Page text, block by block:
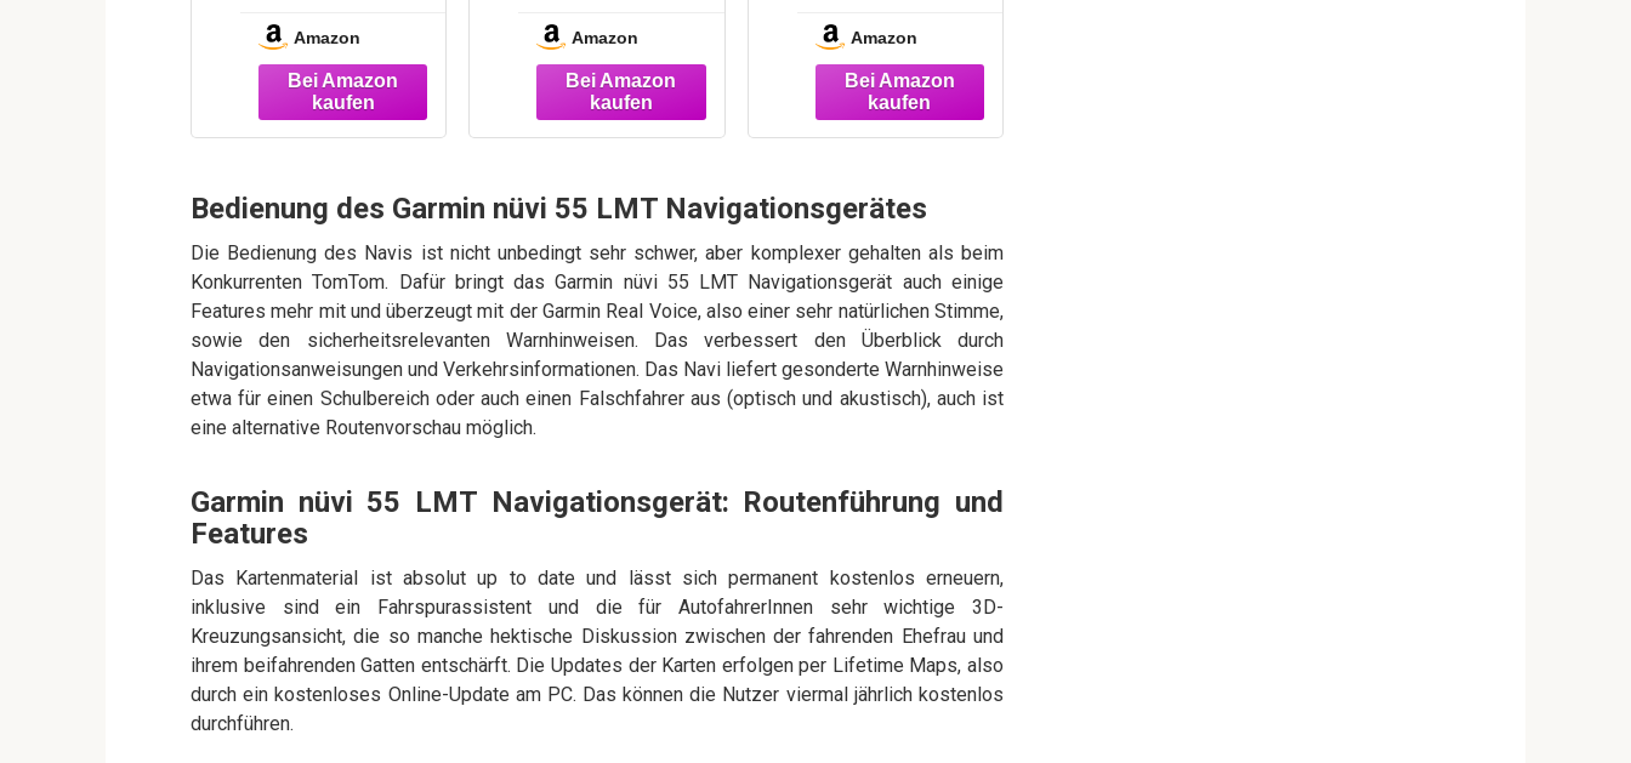
2699 LMT-D EU,
USB-Kabel als
Ladekabel oder
zur
Amazon
2597 LMT, nüvi
2599 LMT-D,
nüvi 265T, nüvi
265WT, nüvi
300, nüvi 310,
ät Mini-USB
Ladekabel
Kabel
Netzladegerät
OTB mit
mungoo
Displayputztuch
Amazon
2557 2497 2457
2699 LM LMT
Amazon
Bedienung des Garmin nüvi 55 LMT Navigationsgerätes
Die Bedienung des Navis ist nicht unbedingt sehr schwer, aber komplexer gehalten als beim
Konkurrenten TomTom. Dafür bringt das Garmin nüvi 55 LMT Navigationsgerät auch einige
Features mehr mit und überzeugt mit der Garmin Real Voice, also einer sehr natürlichen Stimme,
sowie den sicherheitsrelevanten Warnhinweisen. Das verbessert den Überblick durch
Navigationsanweisungen und Verkehrsinformationen. Das Navi liefert gesonderte Warnhinweise
etwa für einen Schulbereich oder auch einen Falschfahrer aus (optisch und akustisch), auch ist
eine alternative Routenvorschau möglich.
Garmin nüvi 55 LMT Navigationsgerät: Routenführung und
Features
Das Kartenmaterial ist absolut up to date und lässt sich permanent kostenlos erneuern,
inklusive sind ein Fahrspurassistent und die für AutofahrerInnen sehr wichtige 3D-
Kreuzungsansicht, die so manche hektische Diskussion zwischen der fahrenden Ehefrau und
ihrem beifahrenden Gatten entschärft. Die Updates der Karten erfolgen per Lifetime Maps, also
durch ein kostenloses Online-Update am PC. Das können die Nutzer viermal jährlich kostenlos
durchführen.